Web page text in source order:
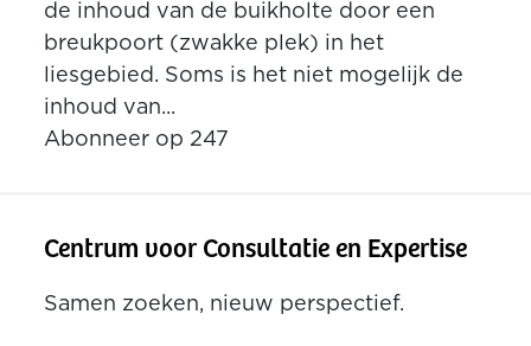
de inhoud van de buikholte door een
breukpoort (zwakke plek) in het
liesgebied. Soms is het niet mogelijk de
inhoud van...
Abonneer op 247
Centrum voor Consultatie en Expertise
Samen zoeken, nieuw perspectief.